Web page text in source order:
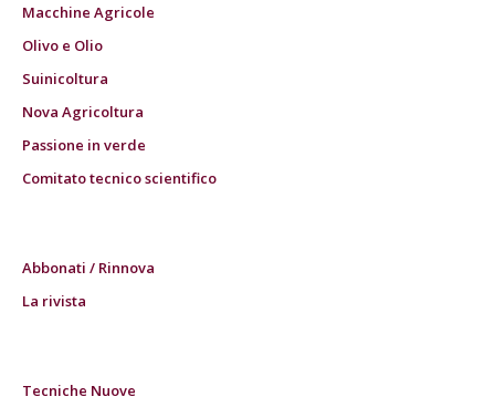
Macchine Agricole
Olivo e Olio
Suinicoltura
Nova Agricoltura
Passione in verde
Comitato tecnico scientifico
Abbonati / Rinnova
La rivista
Tecniche Nuove